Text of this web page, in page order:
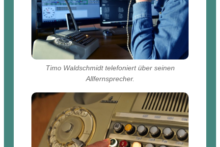
Timo Waldschmidt telefoniert über seinen
Allfernsprecher.